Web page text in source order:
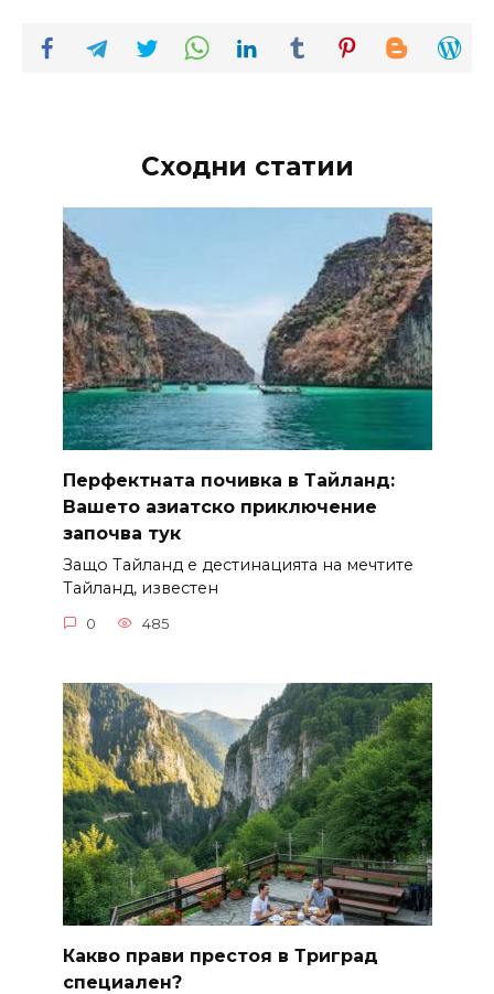
Сходни статии
Перфектната почивка в Тайланд:
Вашето азиатско приключение
започва тук
Защо Тайланд е дестинацията на мечтите
Тайланд, известен
0 485
Какво прави престоя в Триград
специален?